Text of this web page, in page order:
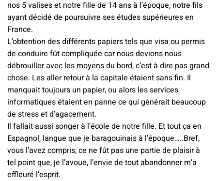
nos 5 valises et notre fille de 14 ans à l’époque, notre fils
ayant décidé de poursuivre ses études supérieures en
France.
L’obtention des différents papiers tels que visa ou permis
de conduire fût compliquée car nous devions nous
débrouiller avec les moyens du bord, c’est à dire pas grand
chose. Les aller retour à la capitale étaient sans fin. Il
manquait toujours un papier, ou alors les services
informatiques étaient en panne ce qui générait beaucoup
de stress et d’agacement.
Il fallait aussi songer à l’école de notre fille. Et tout ça en
Espagnol, langue que je baragouinais à l’époque…..Bref,
vous l’avez compris, ce ne fût pas une partie de plaisir à
tel point que, je l’avoue, l’envie de tout abandonner m’a
effleuré l’esprit.